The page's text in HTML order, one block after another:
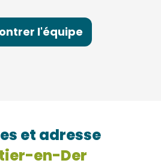
l'équipe
et adresse
en-Der